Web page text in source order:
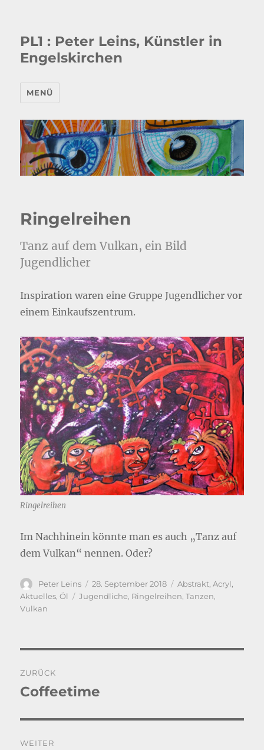
PL1 : Peter Leins, Künstler in
Engelskirchen
MENÜ
Ringelreihen
Tanz auf dem Vulkan, ein Bild
Jugendlicher
Inspiration waren eine Gruppe Jugendlicher vor
einem Einkaufszentrum.
Ringelreihen
Im Nachhinein könnte man es auch „Tanz auf
dem Vulkan“ nennen. Oder?
Autor
Peter Leins
Veröffentlicht
am
28. September 2018 Kategorien
Abstrakt,Acryl,
Aktuelles,Öl Schlagwörter
Jugendliche, Ringelreihen,Tanzen,
Vulkan
ZURÜCK
Vorheriger
Coffeetime
WEITER